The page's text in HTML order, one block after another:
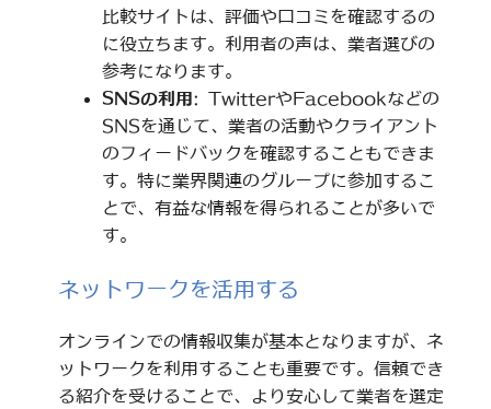
比較サイトは、評価や口コミを確認するの
に役立ちます。利用者の声は、業者選びの
参考になります。
SNSの利用 : TwitterやFacebookなどの
SNSを通じて、業者の活動やクライアント
のフィードバックを確認することもできま
す。特に業界関連のグループに参加するこ
とで、有益な情報を得られることが多いで
す。
ネットワークを活用する
オンラインでの情報収集が基本となりますが、ネ
ットワークを利用することも重要です。信頼でき
る紹介を受けることで、より安心して業者を選定